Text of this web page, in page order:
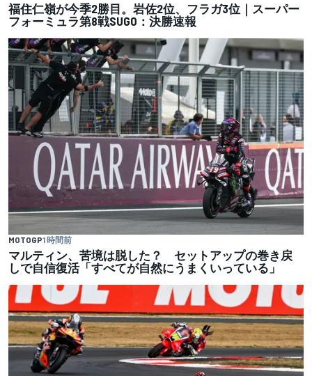
福住仁嶺が今季2勝目。岩佐2位、フラガ3位｜スーパー
フォーミュラ第8戦SUGO：決勝速報
MOTOGP1 時間前
マルティン、苦境は脱した？ セットアップの巻き戻
しで自信復活「すべてが自然にうまくいっている」